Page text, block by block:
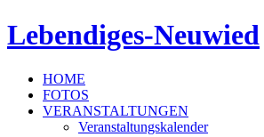
Lebendiges-Neuwied
HOME
FOTOS
VERANSTALTUNGEN
Veranstaltungskalender